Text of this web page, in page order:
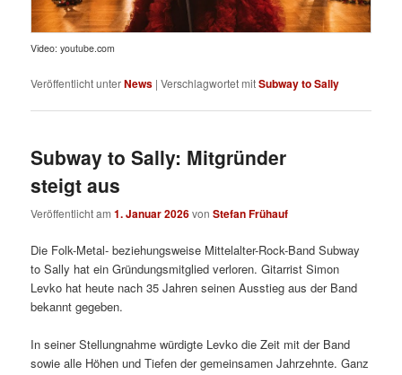
Video: youtube.com
Veröffentlicht unterNews |Verschlagwortet mitSubway to Sally
Subway to Sally: Mitgründer
steigt aus
Veröffentlicht am1. Januar 2026vonStefan Frühauf
Die Folk-Metal- beziehungsweise Mittelalter-Rock-Band Subway
to Sally hat ein Gründungsmitglied verloren. Gitarrist Simon
Levko hat heute nach 35 Jahren seinen Ausstieg aus der Band
bekannt gegeben.
In seiner Stellungnahme würdigte Levko die Zeit mit der Band
sowie alle Höhen und Tiefen der gemeinsamen Jahrzehnte. Ganz